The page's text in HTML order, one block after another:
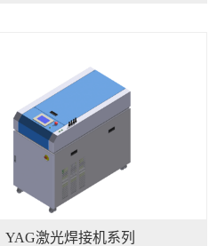
YAG激光焊接机系列